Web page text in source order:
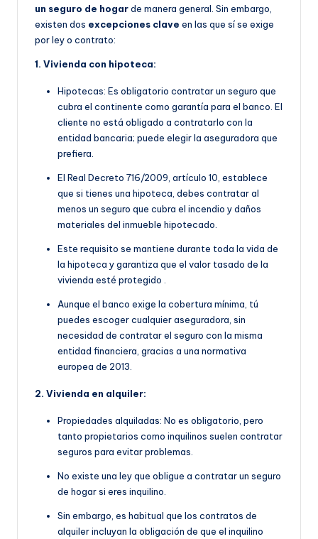
un seguro de hogarde manera general. Sin embargo,
existen dos excepciones clave en las que sí se exige
por ley o contrato:
1. Vivienda con hipoteca:
Hipotecas: Es obligatorio contratar un seguro que
cubra el continente como garantía para el banco. El
cliente no está obligado a contratarlo con la
entidad bancaria; puede elegir la aseguradora que
prefiera.
El Real Decreto 716/2009, artículo 10, establece
que si tienes una hipoteca, debes contratar al
menos un seguro que cubra el incendio y daños
materiales del inmueble hipotecado.
Este requisito se mantiene durante toda la vida de
la hipoteca y garantiza que el valor tasado de la
vivienda esté protegido .
Aunque el banco exige la cobertura mínima, tú
puedes escoger cualquier aseguradora, sin
necesidad de contratar el seguro con la misma
entidad financiera, gracias a una normativa
europea de 2013.
2. Vivienda en alquiler:
Propiedades alquiladas: No es obligatorio, pero
tanto propietarios como inquilinos suelen contratar
seguros para evitar problemas.
No existe una ley que obligue a contratar un seguro
de hogar si eres inquilino.
Sin embargo, es habitual que los contratos de
alquiler incluyan la obligación de que el inquilino